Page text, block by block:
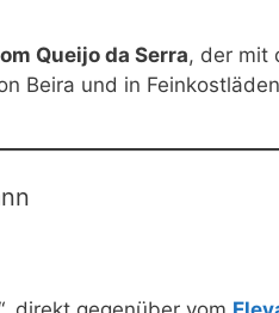
Queijo da Serra, der mit
Beira und in